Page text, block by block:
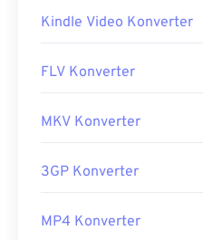
Kindle Video Konverter
FLV Konverter
MKV Konverter
3GP Konverter
MP4 Konverter